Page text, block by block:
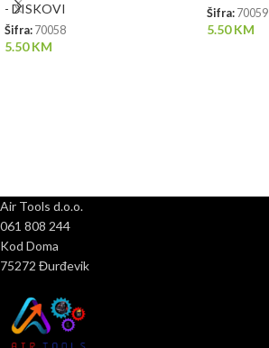
- DISKOVI
Šifra: 70058
5.50KM
Šifra: 70059
5.50KM
Air Tools d.o.o.
061 808 244
Kod Doma
75272 Đurđevik